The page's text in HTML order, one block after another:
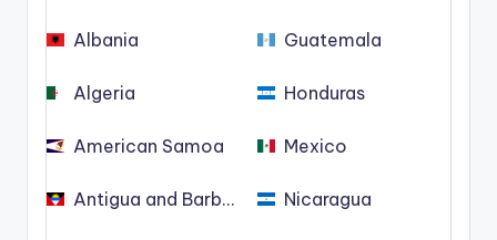
Albania
Algeria
American Samoa
Antigua and Barbuda
Guatemala
Honduras
Mexico
Nicaragua